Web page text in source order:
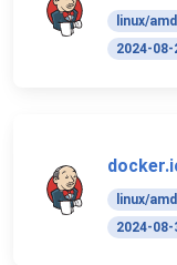
linux/
2024-08-
linux/
2024-08-